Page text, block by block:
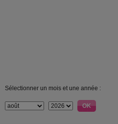
Sélectionner un mois et une année :